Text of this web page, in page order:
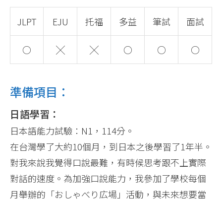
JLPT EJU 托福 多益 筆試 面試
○ ╳ ╳ ○ ○ ○
準備項目：
日語學習：
日本語能力試驗：N1，114分。
在台灣學了大約10個月，到日本之後學習了1年半。
對我來說我覺得口說最難，有時候思考跟不上實際
對話的速度。為加強口說能力，我參加了學校每個
月舉辦的「おしゃべり広場」活動，與未來想要當